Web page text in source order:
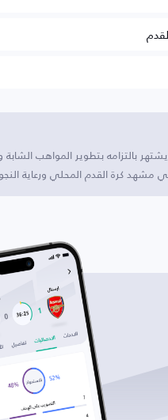
بالتزامه بتطوير المواهب
كرة القدم المحلي ورعاية